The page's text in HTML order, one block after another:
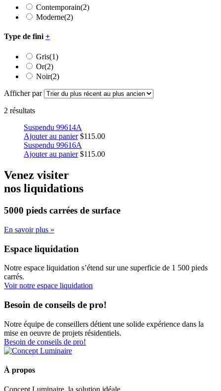
Contemporain(2)
Moderne(2)
Type de fini +
Gris(1)
Or(2)
Noir(2)
Afficher par
2 résultats
Suspendu 99614A
Ajouter au panier $115.00
Suspendu 99616A
Ajouter au panier $115.00
Venez visiter
nos liquidations
5000 pieds carrées de surface
En savoir plus »
Espace liquidation
Notre espace liquidation s’étend sur une superficie de 1 500 pieds
carrés.
Voir notre espace liquidation
Besoin de conseils de pro!
Notre équipe de conseillers détient une solide expérience dans la
mise en oeuvre de projets résidentiels.
Besoin de conseils de pro!
À propos